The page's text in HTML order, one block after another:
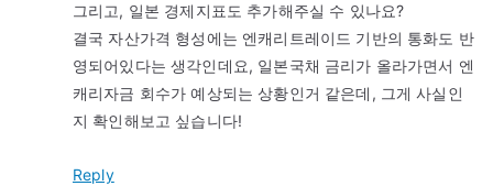
그리고, 일본 경제지표도 추가해주실 수 있나요?
결국 자산가격 형성에는 엔캐리트레이드 기반의 통화도 반
영되어있다는 생각인데요, 일본국채 금리가 올라가면서 엔
캐리자금 회수가 예상되는 상황인거 같은데, 그게 사실인
지 확인해보고 싶습니다!
Reply